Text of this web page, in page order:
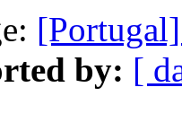
by: [